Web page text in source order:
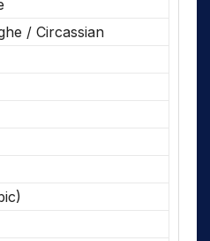
/ Circassian